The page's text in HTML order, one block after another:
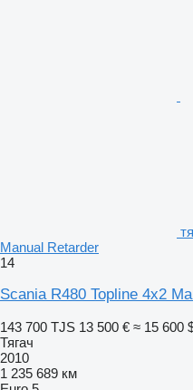
Manual Retarder
14
Scania R480 Topline 4x2
143 700 TJS 13 500 € ≈ 15 600
Тягач
2010
1 235 689 км